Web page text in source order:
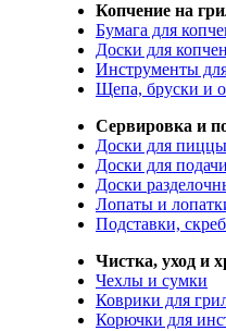
Копчение на
Бумага для
Доски для
Инструменты
Щепа, бруски и
Сервировка и
Доски для пиццы
Доски для подачи
Доски
Лопаты и
Подставки,
Чистка, уход и
Чехлы и сумки
Коврики для
Корючки для